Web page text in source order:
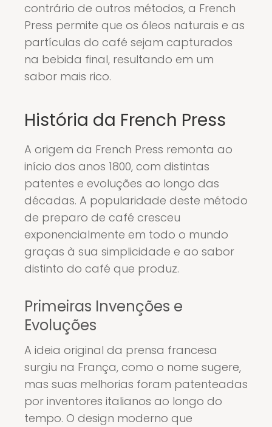
contrário de outros métodos, a French
Press permite que os óleos naturais e as
partículas do café sejam capturados
na bebida final, resultando em um
sabor mais rico.
História da French Press
A origem da French Press remonta ao
início dos anos 1800, com distintas
patentes e evoluções ao longo das
décadas. A popularidade deste método
de preparo de café cresceu
exponencialmente em todo o mundo
graças à sua simplicidade e ao sabor
distinto do café que produz.
Primeiras Invenções e
Evoluções
A ideia original da prensa francesa
surgiu na França, como o nome sugere,
mas suas melhorias foram patenteadas
por inventores italianos ao longo do
tempo. O design moderno que